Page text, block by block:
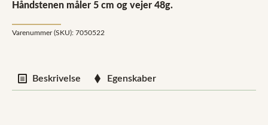
Håndstenen måler 5 cm og vejer 48g.
Varenummer (SKU): 7050522
Beskrivelse Egenskaber